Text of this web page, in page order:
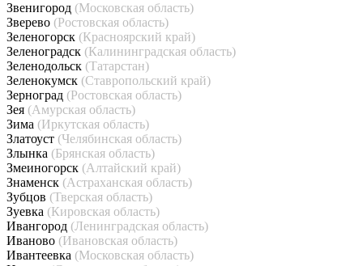
Звенигород (Московская область)
Зверево (Ростовская область)
Зеленогорск (Красноярский край)
Зеленоградск (Калининградская область)
Зеленодольск (Татарстан)
Зеленокумск (Ставропольский край)
Зерноград (Ростовская область)
Зея (Амурская область)
Зима (Иркутская область)
Златоуст (Челябинская область)
Злынка (Брянская область)
Змеиногорск (Алтайский край)
Знаменск (Астраханская область)
Зубцов (Тверская область)
Зуевка (Кировская область)
Ивангород (Ленинградская область)
Иваново (Ивановская область)
Ивантеевка (Московская область)